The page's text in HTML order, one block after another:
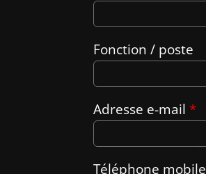
Fonction / poste
Adresse e-mail *
Téléphone mobile